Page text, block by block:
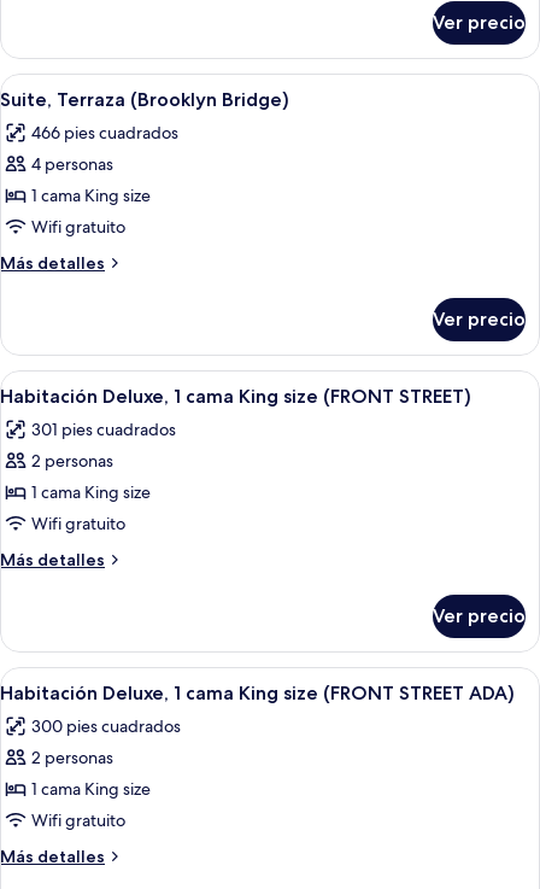
size,
Terraza
(Seaport)
1
cama
King
Terraza
(Seaport)
Ver precio
Abrir
todas
las
fotos
de
Suite,
Terraza
(Brooklyn
Una habitación de hotel moderna
5
Suite, Terraza (Brooklyn Bridge)
466 pies cuadrados
4 personas
1 cama King size
Wifi gratuito
Más detalles
Más
Terraza
(Brooklyn
Bridge)
Ver precio
Abrir
todas
las
fotos
de
Habitación
Deluxe,
1
King
size
(FRONT
STREET)
Habitación de hotel con una cama
5
Habitación Deluxe, 1 cama King size (FRONT STREET)
301 pies cuadrados
2 personas
1 cama King size
Wifi gratuito
Más detalles
Más
Deluxe,
cama
size
(FRONT
Ver precio
Abrir
todas
las
fotos
de
Habitación
Deluxe,
1
Habitación de hotel con una cama
5
Habitación Deluxe, 1 cama King size (FRONT STREET ADA)
300 pies cuadrados
2 personas
1 cama King size
Wifi gratuito
Más detalles
Más